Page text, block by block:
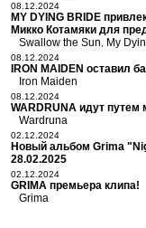
08.12.2024
MY DYING BRIDE
Микко Котамяки для
Swallow the Sun
My
08.12.2024
IRON MAIDEN оставил
Iron Maiden
08.12.2024
WARDRUNA идут путем
Wardruna
02.12.2024
Новый альбом Grima
28.02.2025
02.12.2024
GRIMA премьера клипа!
Grima